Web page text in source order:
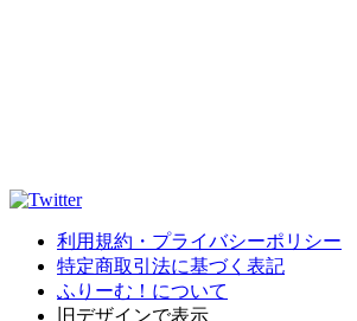
利用規約・プライバシーポリシー
特定商取引法に基づく表記
ふりーむ！について
旧デザインで表示